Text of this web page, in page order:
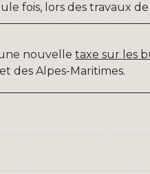
fois, lors des travaux
nouvelletaxe sur les
des Alpes-Maritimes.